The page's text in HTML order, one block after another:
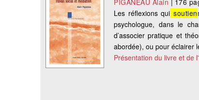
PIGANEAU Alain | 176
Les réflexions qui soutien
psychologue, dans le
d’associer pratique et
abordée), ou pour éclairer
Présentation du livre et de